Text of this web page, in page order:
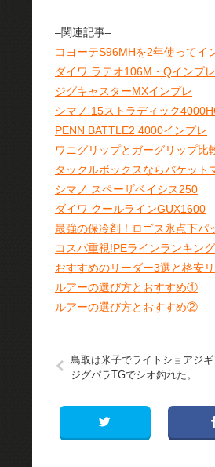
–関連記事–
コヨーテS96MHを2年使ってイ
ダイワ ラテオ106M・Qインプレ
ジグキャスターMXインプレ
シマノ 15ストラディック
PENN BATTLE2 4000インプレ
ワニグリップとガーグリップ比
タックルボックスならバケット
シマノ スペーザベイシス250
ダイワ クールラインGUX1600
最強の保冷剤！ロゴス氷点下パ
コスパ重視!PEラインランキング
おすすめのリーダー3選と格安
ルアーの選び方とおすすめ①
ルアーの選び方とおすすめ②
鳥取は米子でライトショアジギ
ジグパラTGでシオ釣れた。